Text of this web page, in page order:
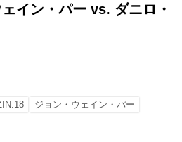
イン・パー vs. ダニロ・
ジョン・ウェイン・パー